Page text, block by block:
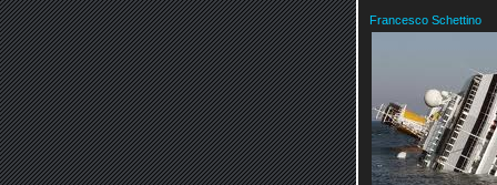
Francesco Schettino